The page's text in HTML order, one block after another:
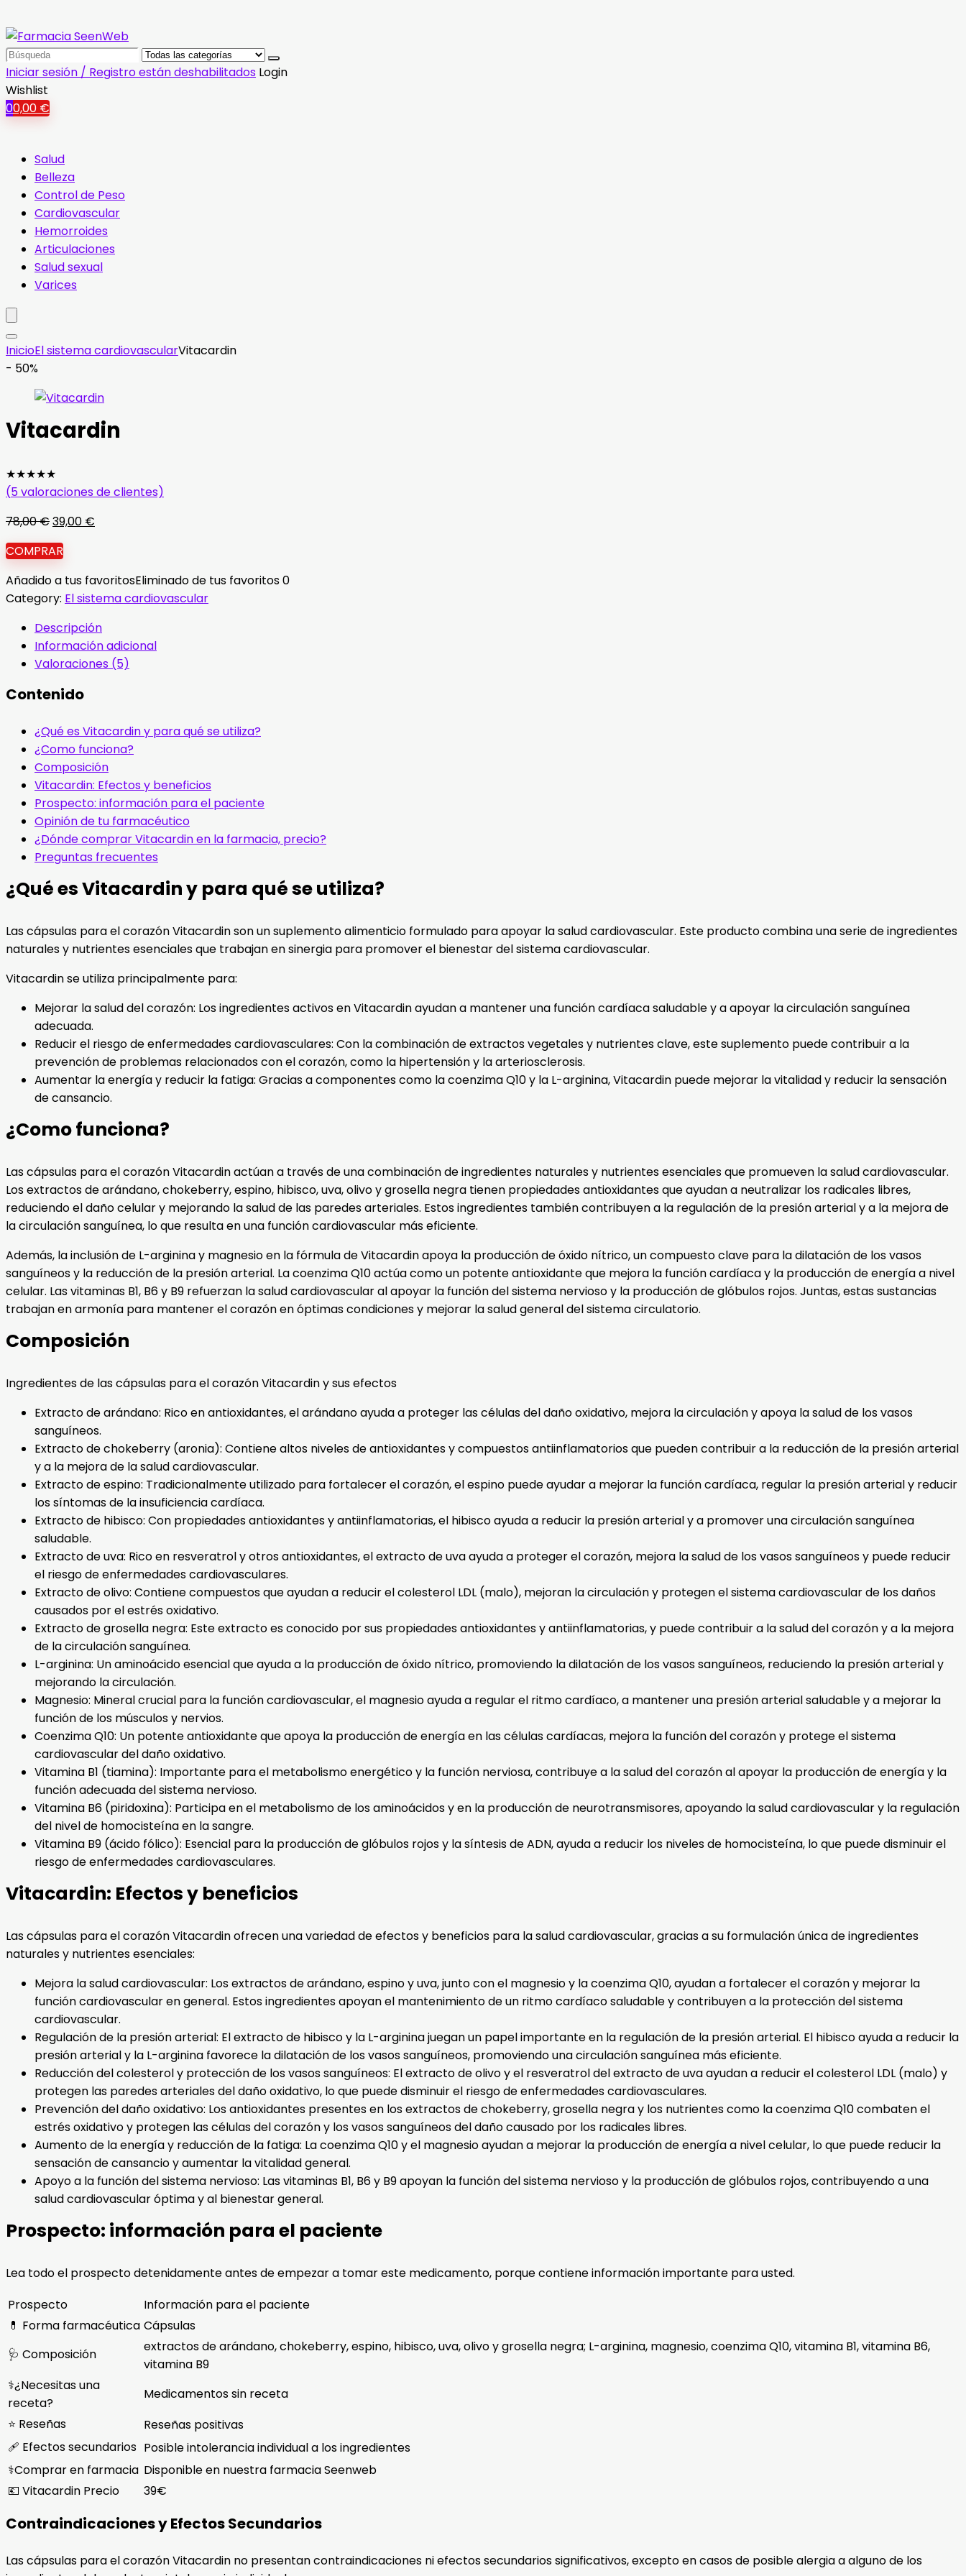
Search
for:
Iniciar sesión / Registro están deshabilitados Login
Wishlist
00,00 €
Salud
Belleza
Control de Peso
Cardiovascular
Hemorroides
Articulaciones
Salud sexual
Varices
InicioEl sistema cardiovascularVitacardin
- 50%
Vitacardin
★★★★★
(5valoraciones de clientes)
78,00€El
precio
original
era:
78,00 €.
39,00 €
es:
39,00 €.
COMPRAR
Añadido a tus favoritosEliminado de tus favoritos0
Category: El sistema cardiovascular
Descripción
Información adicional
Valoraciones (5)
Contenido
¿Qué es Vitacardin y para qué se utiliza?
¿Como funciona?
Composición
Vitacardin: Efectos y beneficios
Prospecto: información para el paciente
Opinión de tu farmacéutico
¿Dónde comprar Vitacardin en la farmacia, precio?
Preguntas frecuentes
¿Qué es Vitacardin y para qué se utiliza?
Las cápsulas para el corazón Vitacardin son un suplemento alimenticio formulado para apoyar la salud cardiovascular. Este producto combina una serie de ingredientes
naturales y nutrientes esenciales que trabajan en sinergia para promover el bienestar del sistema cardiovascular.
Vitacardin se utiliza principalmente para:
Mejorar la salud del corazón: Los ingredientes activos en Vitacardin ayudan a mantener una función cardíaca saludable y a apoyar la circulación sanguínea
adecuada.
Reducir el riesgo de enfermedades cardiovasculares: Con la combinación de extractos vegetales y nutrientes clave, este suplemento puede contribuir a la
prevención de problemas relacionados con el corazón, como la hipertensión y la arteriosclerosis.
Aumentar la energía y reducir la fatiga: Gracias a componentes como la coenzima Q10 y la L-arginina, Vitacardin puede mejorar la vitalidad y reducir la sensación
de cansancio.
¿Como funciona?
Las cápsulas para el corazón Vitacardin actúan a través de una combinación de ingredientes naturales y nutrientes esenciales que promueven la salud cardiovascular.
Los extractos de arándano, chokeberry, espino, hibisco, uva, olivo y grosella negra tienen propiedades antioxidantes que ayudan a neutralizar los radicales libres,
reduciendo el daño celular y mejorando la salud de las paredes arteriales. Estos ingredientes también contribuyen a la regulación de la presión arterial y a la mejora de
la circulación sanguínea, lo que resulta en una función cardiovascular más eficiente.
Además, la inclusión de L-arginina y magnesio en la fórmula de Vitacardin apoya la producción de óxido nítrico, un compuesto clave para la dilatación de los vasos
sanguíneos y la reducción de la presión arterial. La coenzima Q10 actúa como un potente antioxidante que mejora la función cardíaca y la producción de energía a nivel
celular. Las vitaminas B1, B6 y B9 refuerzan la salud cardiovascular al apoyar la función del sistema nervioso y la producción de glóbulos rojos. Juntas, estas sustancias
trabajan en armonía para mantener el corazón en óptimas condiciones y mejorar la salud general del sistema circulatorio.
Composición
Ingredientes de las cápsulas para el corazón Vitacardin y sus efectos
Extracto de arándano: Rico en antioxidantes, el arándano ayuda a proteger las células del daño oxidativo, mejora la circulación y apoya la salud de los vasos
sanguíneos.
Extracto de chokeberry (aronia): Contiene altos niveles de antioxidantes y compuestos antiinflamatorios que pueden contribuir a la reducción de la presión arterial
y a la mejora de la salud cardiovascular.
Extracto de espino: Tradicionalmente utilizado para fortalecer el corazón, el espino puede ayudar a mejorar la función cardíaca, regular la presión arterial y reducir
los síntomas de la insuficiencia cardíaca.
Extracto de hibisco: Con propiedades antioxidantes y antiinflamatorias, el hibisco ayuda a reducir la presión arterial y a promover una circulación sanguínea
saludable.
Extracto de uva: Rico en resveratrol y otros antioxidantes, el extracto de uva ayuda a proteger el corazón, mejora la salud de los vasos sanguíneos y puede reducir
el riesgo de enfermedades cardiovasculares.
Extracto de olivo: Contiene compuestos que ayudan a reducir el colesterol LDL (malo), mejoran la circulación y protegen el sistema cardiovascular de los daños
causados por el estrés oxidativo.
Extracto de grosella negra: Este extracto es conocido por sus propiedades antioxidantes y antiinflamatorias, y puede contribuir a la salud del corazón y a la mejora
de la circulación sanguínea.
L-arginina: Un aminoácido esencial que ayuda a la producción de óxido nítrico, promoviendo la dilatación de los vasos sanguíneos, reduciendo la presión arterial y
mejorando la circulación.
Magnesio: Mineral crucial para la función cardiovascular, el magnesio ayuda a regular el ritmo cardíaco, a mantener una presión arterial saludable y a mejorar la
función de los músculos y nervios.
Coenzima Q10: Un potente antioxidante que apoya la producción de energía en las células cardíacas, mejora la función del corazón y protege el sistema
cardiovascular del daño oxidativo.
Vitamina B1 (tiamina): Importante para el metabolismo energético y la función nerviosa, contribuye a la salud del corazón al apoyar la producción de energía y la
función adecuada del sistema nervioso.
Vitamina B6 (piridoxina): Participa en el metabolismo de los aminoácidos y en la producción de neurotransmisores, apoyando la salud cardiovascular y la regulación
del nivel de homocisteína en la sangre.
Vitamina B9 (ácido fólico): Esencial para la producción de glóbulos rojos y la síntesis de ADN, ayuda a reducir los niveles de homocisteína, lo que puede disminuir el
riesgo de enfermedades cardiovasculares.
Vitacardin: Efectos y beneficios
Las cápsulas para el corazón Vitacardin ofrecen una variedad de efectos y beneficios para la salud cardiovascular, gracias a su formulación única de ingredientes
naturales y nutrientes esenciales:
Mejora la salud cardiovascular: Los extractos de arándano, espino y uva, junto con el magnesio y la coenzima Q10, ayudan a fortalecer el corazón y mejorar la
función cardiovascular en general. Estos ingredientes apoyan el mantenimiento de un ritmo cardíaco saludable y contribuyen a la protección del sistema
cardiovascular.
Regulación de la presión arterial: El extracto de hibisco y la L-arginina juegan un papel importante en la regulación de la presión arterial. El hibisco ayuda a reducir la
presión arterial y la L-arginina favorece la dilatación de los vasos sanguíneos, promoviendo una circulación sanguínea más eficiente.
Reducción del colesterol y protección de los vasos sanguíneos: El extracto de olivo y el resveratrol del extracto de uva ayudan a reducir el colesterol LDL (malo) y
protegen las paredes arteriales del daño oxidativo, lo que puede disminuir el riesgo de enfermedades cardiovasculares.
Prevención del daño oxidativo: Los antioxidantes presentes en los extractos de chokeberry, grosella negra y los nutrientes como la coenzima Q10 combaten el
estrés oxidativo y protegen las células del corazón y los vasos sanguíneos del daño causado por los radicales libres.
Aumento de la energía y reducción de la fatiga: La coenzima Q10 y el magnesio ayudan a mejorar la producción de energía a nivel celular, lo que puede reducir la
sensación de cansancio y aumentar la vitalidad general.
Apoyo a la función del sistema nervioso: Las vitaminas B1, B6 y B9 apoyan la función del sistema nervioso y la producción de glóbulos rojos, contribuyendo a una
salud cardiovascular óptima y al bienestar general.
Prospecto: información para el paciente
Lea todo el prospecto detenidamente antes de empezar a tomar este medicamento, porque contiene información importante para usted.
Prospecto
Información para el paciente
💊 Forma farmacéutica Cápsulas
🩺 Composición
extractos de arándano, chokeberry, espino, hibisco, uva, olivo y grosella negra; L-arginina, magnesio, coenzima Q10, vitamina B1, vitamina B6,
vitamina B9
⚕️¿Necesitas una
receta?
Medicamentos sin receta
⭐ Reseñas
Reseñas positivas
🩹 Efectos secundarios Posible intolerancia individual a los ingredientes
⚕️Comprar en farmacia Disponible en nuestra farmacia Seenweb
💶 Vitacardin Precio
39€
Contraindicaciones y Efectos Secundarios
Las cápsulas para el corazón Vitacardin no presentan contraindicaciones ni efectos secundarios significativos, excepto en casos de posible alergia a alguno de los